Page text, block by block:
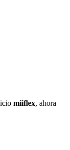
miiflex, ahora